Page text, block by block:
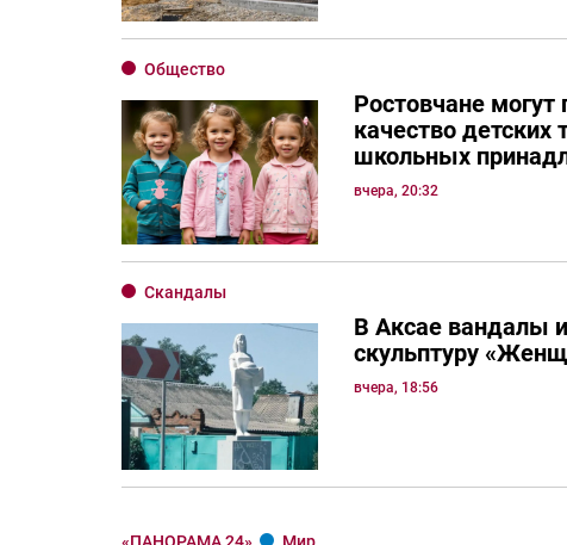
Общество
Ростовчане
качество детских
школьных
вчера, 20:32
Скандалы
В Аксае вандалы
скульптуру
вчера, 18:56